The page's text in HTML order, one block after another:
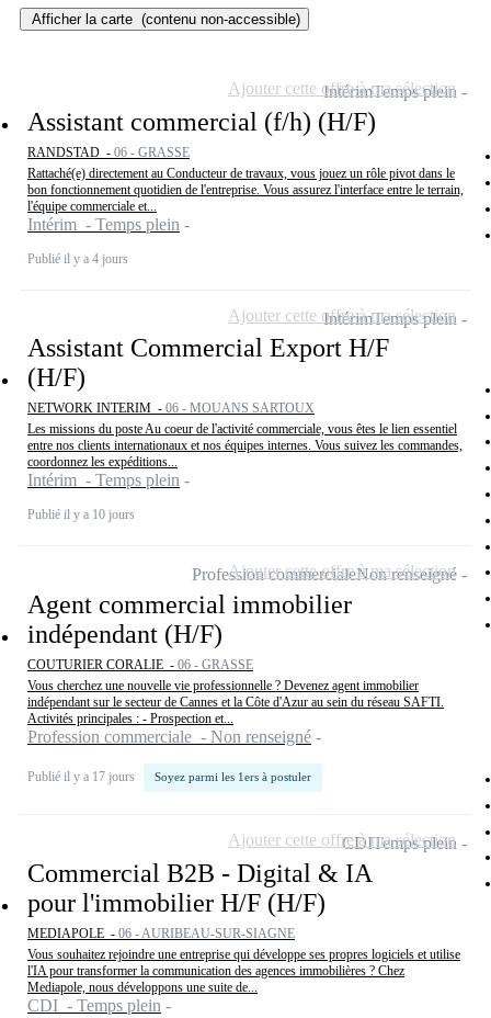
Afficher la carte (contenu non-accessible)
Assistant commercial (f/h) (H/F)
RANDSTAD - 06 - GRASSE
Rattaché(e) directement au Conducteur de travaux, vous jouez un rôle pivot dans le
bon fonctionnement quotidien de l'entreprise. Vous assurez l'interface entre le terrain,
l'équipe commerciale et...
Intérim - Temps plein
Publié il y a 4 jours
IntérimTemps plein
Ajouter cette offre à ma sélection
Assistant Commercial Export H/F
(H/F)
NETWORK INTERIM - 06 - MOUANS SARTOUX
Les missions du poste Au coeur de l'activité commerciale, vous êtes le lien essentiel
entre nos clients internationaux et nos équipes internes. Vous suivez les commandes,
coordonnez les expéditions...
Intérim - Temps plein
Publié il y a 10 jours
IntérimTemps plein
Ajouter cette offre à ma sélection
Agent commercial immobilier
indépendant (H/F)
COUTURIER CORALIE - 06 - GRASSE
Vous cherchez une nouvelle vie professionnelle ? Devenez agent immobilier
indépendant sur le secteur de Cannes et la Côte d'Azur au sein du réseau SAFTI.
Activités principales : - Prospection et...
Profession commerciale - Non renseigné
Publié il y a 17 jours Soyez parmi les 1ers à postuler
Profession commercialeNon renseigné
Ajouter cette offre à ma sélection
Commercial B2B - Digital & IA
pour l'immobilier H/F (H/F)
MEDIAPOLE - 06 - AURIBEAU-SUR-SIAGNE
Vous souhaitez rejoindre une entreprise qui développe ses propres logiciels et utilise
l'IA pour transformer la communication des agences immobilières ? Chez
Mediapole, nous développons une suite de...
CDI - Temps plein
CDITemps plein
Ajouter cette offre à ma sélection